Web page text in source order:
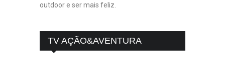
outdoor e ser mais feliz.
TV AÇÃO&AVENTURA